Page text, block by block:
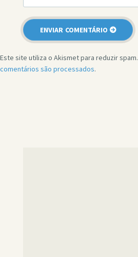
Este site utiliza o Akismet para reduzir spam.
comentários são processados.